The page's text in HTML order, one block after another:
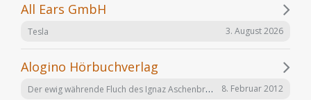
All Ears GmbH
Tesla 3. August 2026
Alogino Hörbuchverlag
Der ewig währende Fluch des Ignaz Aschenbrenner 8. Februar 2012